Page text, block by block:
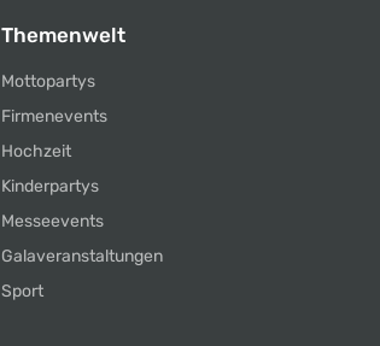
Themenwelt
Mottopartys
Firmenevents
Hochzeit
Kinderpartys
Messeevents
Galaveranstaltungen
Sport